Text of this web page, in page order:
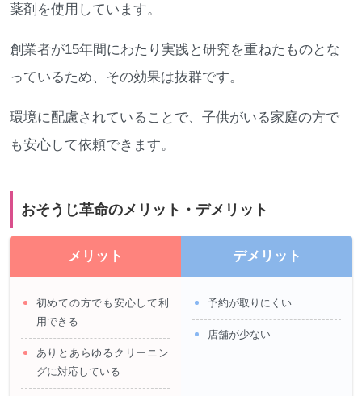
薬剤を使用しています。
創業者が15年間にわたり実践と研究を重ねたものとな
っているため、その効果は抜群です。
環境に配慮されていることで、子供がいる家庭の方で
も安心して依頼できます。
おそうじ革命のメリット・デメリット
メリット
初めての方でも安心して利
用できる
ありとあらゆるクリーニン
グに対応している
デメリット
予約が取りにくい
店舗が少ない